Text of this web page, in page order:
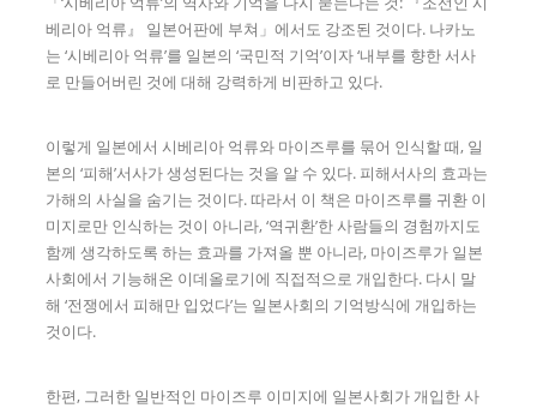
베리아 억류』 일본어판에 부쳐」에서도 강조된 것이다. 나카노
는 ‘시베리아 억류’를 일본의 ‘국민적 기억’이자 ‘내부를 향한 서사
로 만들어버린 것에 대해 강력하게 비판하고 있다.
이렇게 일본에서 시베리아 억류와 마이즈루를 묶어 인식할 때, 일
본의 ‘피해’서사가 생성된다는 것을 알 수 있다. 피해서사의 효과는
가해의 사실을 숨기는 것이다. 따라서 이 책은 마이즈루를 귀환 이
미지로만 인식하는 것이 아니라, ‘역귀환’한 사람들의 경험까지도
함께 생각하도록 하는 효과를 가져올 뿐 아니라, 마이즈루가 일본
사회에서 기능해온 이데올로기에 직접적으로 개입한다. 다시 말
해 ‘전쟁에서 피해만 입었다’는 일본사회의 기억방식에 개입하는
것이다.
한편, 그러한 일반적인 마이즈루 이미지에 일본사회가 개입한 사